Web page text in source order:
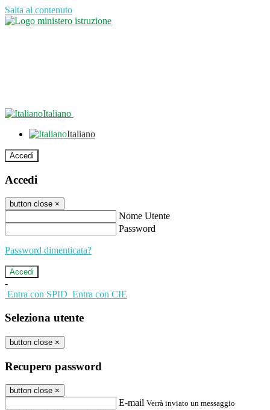
Salta al contenuto
Italiano
Italiano
Accedi
Accedi
button close ×
Nome Utente
Password
Password dimenticata?
-
Entra con SPID Entra con CIE
Seleziona utente
button close ×
Recupero password
button close ×
E-mail Verrà inviato un messaggio